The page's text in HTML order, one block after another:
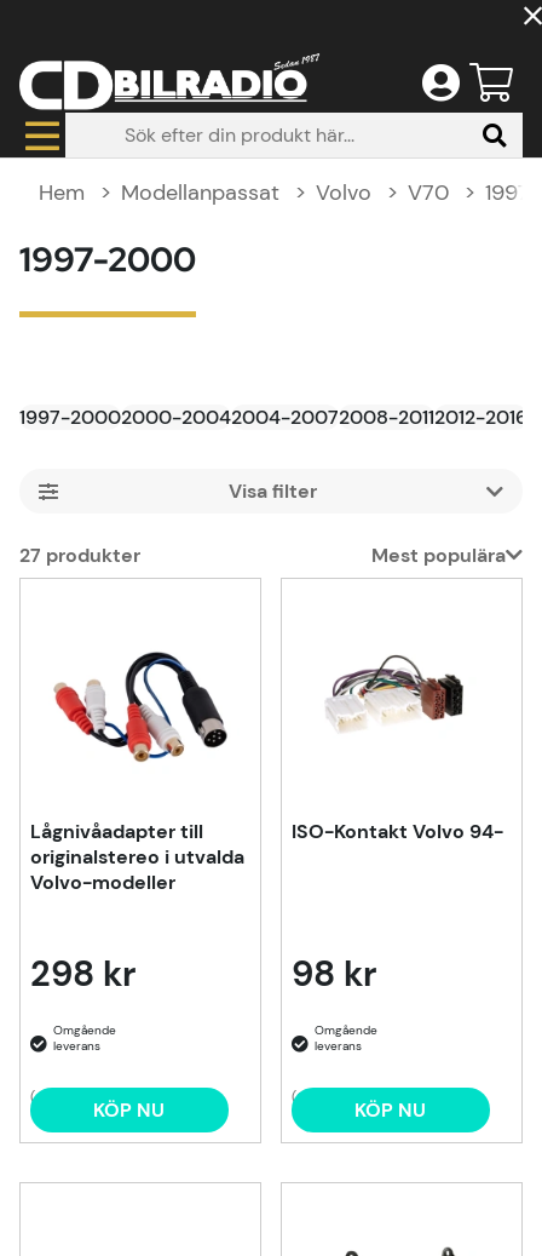
Hem Modellanpassat Volvo V70
1997-2000
1997-20002000-20042004-20072008-20112012-2016
Filtrera
27 produkter
Mest populära
Lågnivåadapter till
originalstereo i utvalda
Volvo-modeller
298 kr
(4) KÖP NU
ISO-Kontakt Volvo 94-
98 kr
(6) KÖP NU